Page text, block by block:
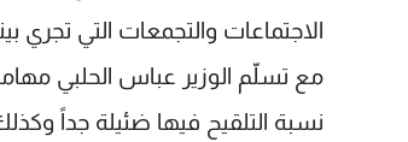
الاجتماعات والتجمعات التي تجري
مع تسلّم الوزير عباس الحلبي
نسبة التلقيح فيها ضئيلة جداً